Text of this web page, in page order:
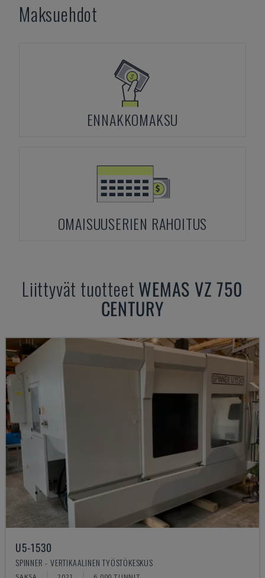
Maksuehdot
ENNAKKOMAKSU
OMAISUUSERIEN RAHOITUS
Liittyvät tuotteet WEMAS VZ 750
CENTURY
U5-1530
SPINNER - VERTIKAALINEN TYÖSTÖKESKUS